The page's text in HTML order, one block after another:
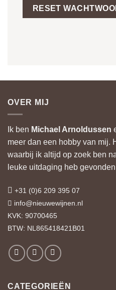
RESET
OVER MIJ
Ik ben Michael Arnoldussen
meer dan een hobby van mij.
waarbij ik altijd op zoek ben
leuke uitdaging heb
+31 (0)6 209 395 07
info@nieuwewijnen.nl
KVK: 90700465
BTW: NL865418421B01
CATEGORIEËN